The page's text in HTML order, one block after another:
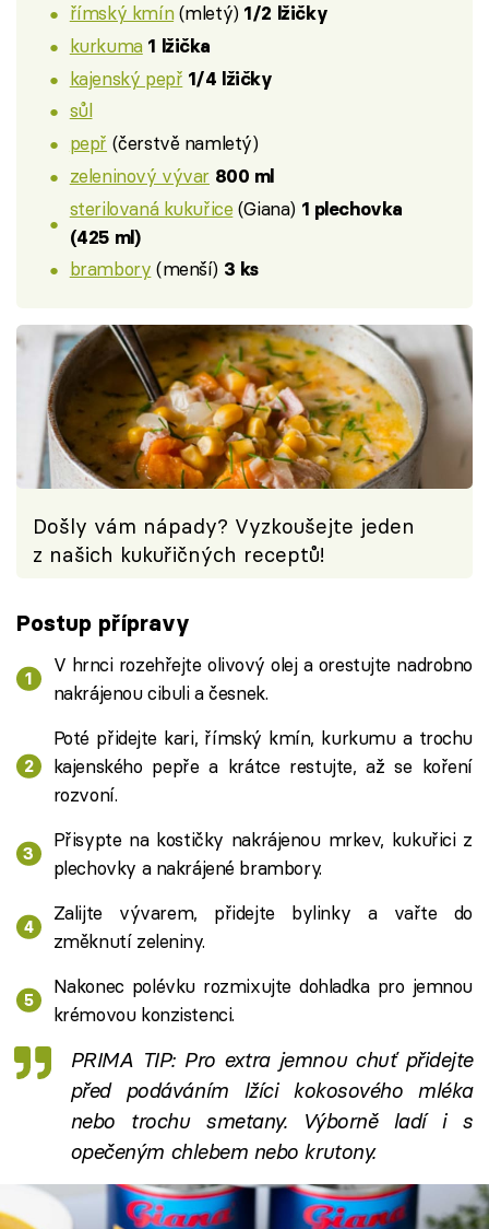
římský kmín(mletý) 1/2 lžičky
kurkuma 1 lžička
kajenský pepř 1/4 lžičky
sůl
pepř (čerstvě namletý)
zeleninový vývar 800 ml
sterilovaná kukuřice (Giana) 1 plechovka
(425 ml)
brambory (menší) 3 ks
Došly vám nápady? Vyzkoušejte jeden
z našich kukuřičných receptů!
Postup přípravy
V hrnci rozehřejte olivový olej a orestujte nadrobno
nakrájenou cibuli a česnek.
Poté přidejte kari, římský kmín, kurkumu a trochu
kajenského pepře a krátce restujte, až se koření
rozvoní.
Přisypte na kostičky nakrájenou mrkev, kukuřici z
plechovky a nakrájené brambory.
Zalijte vývarem, přidejte bylinky a vařte do
změknutí zeleniny.
Nakonec polévku rozmixujte dohladka pro jemnou
krémovou konzistenci.
PRIMA TIP: Pro extra jemnou chuť přidejte
před podáváním lžíci kokosového mléka
nebo trochu smetany. Výborně ladí i s
opečeným chlebem nebo krutony.